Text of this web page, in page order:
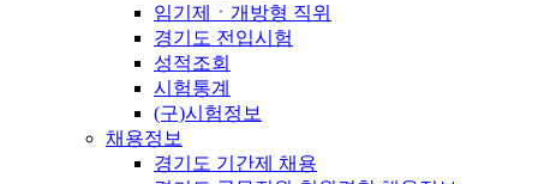
임기제ㆍ개방형 직위
경기도 전입시험
성적조회
시험통계
(구)시험정보
채용정보
경기도 기간제 채용